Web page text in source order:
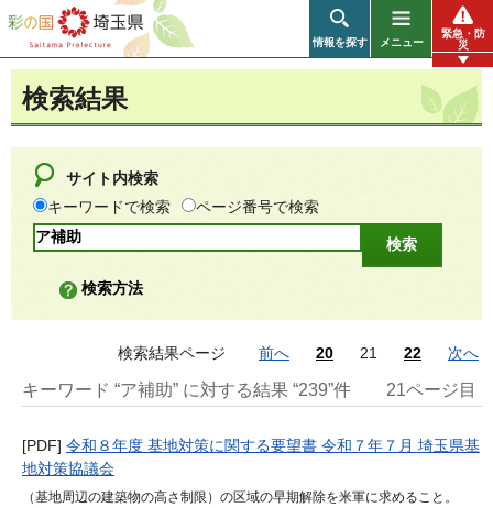
彩の国 埼玉県
情報を探す メニュー
緊急・防
災
検索結果
サイト内検索
キーワードで検索
ページ番号で検索
検索方法
検索結果ページ 前へ 20 21 22 次へ
キーワード “ア補助” に対する結果 “239”件 21ページ目
[PDF] 令和８年度 基地対策に関する要望書 令和７年７月 埼玉県基
地対策協議会
（基地周辺の建築物の高さ制限）の区域の早期解除を米軍に求めること。